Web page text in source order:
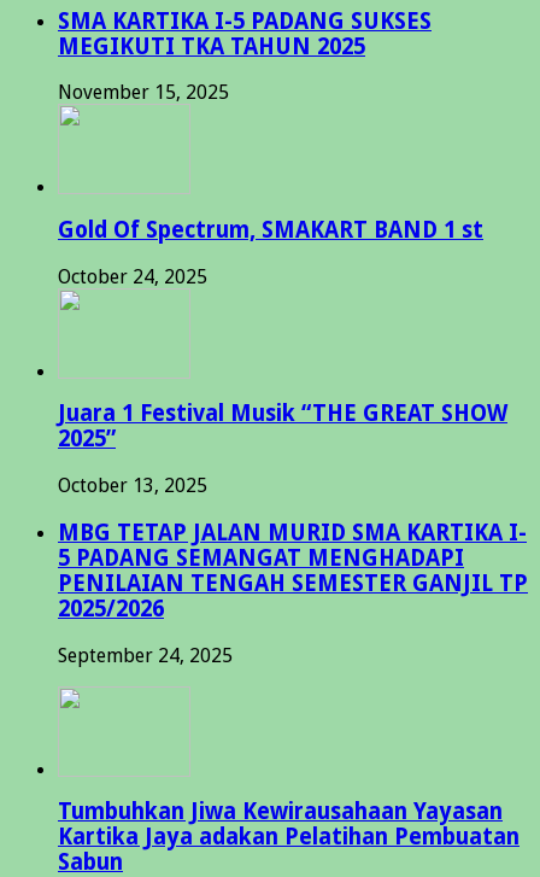
SMA KARTIKA I-5 PADANG SUKSES
MEGIKUTI TKA TAHUN 2025
November 15, 2025
Gold Of Spectrum, SMAKART BAND 1 st
October 24, 2025
Juara 1 Festival Musik “THE GREAT SHOW
2025”
October 13, 2025
MBG TETAP JALAN MURID SMA KARTIKA I-
5 PADANG SEMANGAT MENGHADAPI
PENILAIAN TENGAH SEMESTER GANJIL TP
2025/2026
September 24, 2025
Tumbuhkan Jiwa Kewirausahaan Yayasan
Kartika Jaya adakan Pelatihan Pembuatan
Sabun